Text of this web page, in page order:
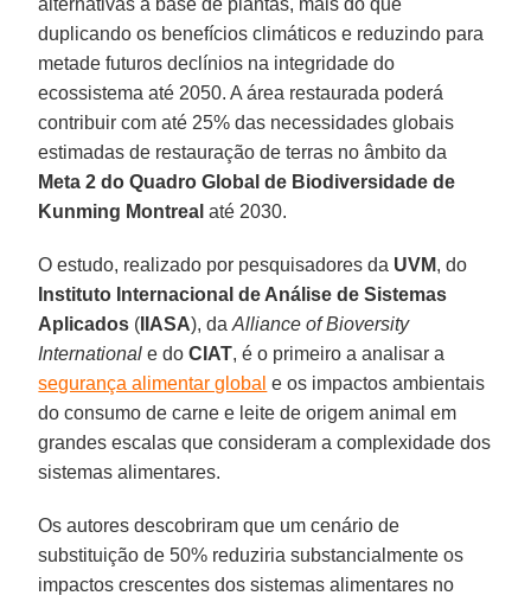
duplicando os benefícios climáticos e reduzindo para
metade futuros declínios na integridade do
ecossistema até 2050. A área restaurada poderá
contribuir com até 25% das necessidades globais
estimadas de restauração de terras no âmbito da
Meta 2 do Quadro Global de Biodiversidade de
Kunming Montreal até 2030.
O estudo, realizado por pesquisadores da UVM, do
Instituto Internacional de Análise de Sistemas
Aplicados ( IIASA), daAlliance of Bioversity
International e doCIAT, é o primeiro a analisar a
segurança alimentar global e os impactos ambientais
do consumo de carne e leite de origem animal em
grandes escalas que consideram a complexidade dos
sistemas alimentares.
Os autores descobriram que um cenário de
substituição de 50% reduziria substancialmente os
impactos crescentes dos sistemas alimentares no